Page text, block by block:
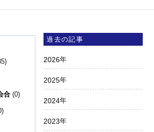
合 (0)
過去の記事
2026年
2025年
2024年
2023年